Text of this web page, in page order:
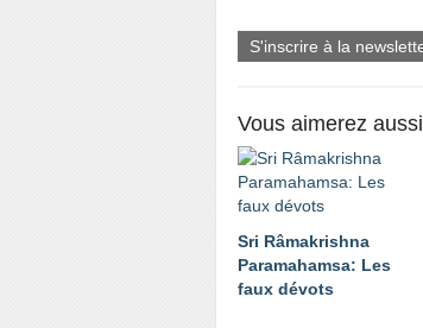
S'inscrire à la
Vous aimerez
Sri Râmakrishna
Paramahamsa: Les
faux dévots